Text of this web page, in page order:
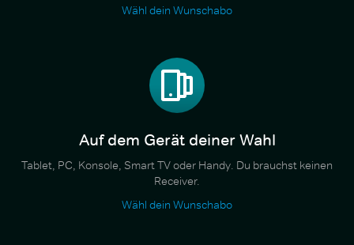
Wähl dein Wunschabo
Auf dem Gerät deiner Wahl
Tablet, PC, Konsole, Smart TV oder Handy. Du brauchst keinen
Receiver.
Wähl dein Wunschabo